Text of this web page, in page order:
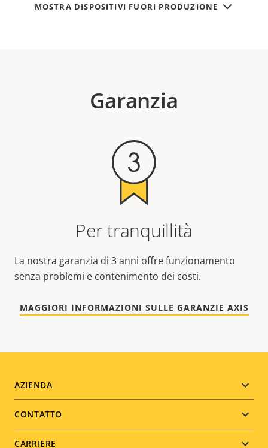
MOSTRA DISPOSITIVI FUORI PRODUZIONE
Garanzia
Per tranquillità
La nostra garanzia di 3 anni offre funzionamento
senza problemi e contenimento dei costi.
MAGGIORI INFORMAZIONI SULLE GARANZIE AXIS
Footer
menu
AZIENDA
CONTATTO
CARRIERE